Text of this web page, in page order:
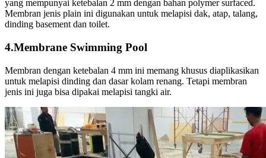
yang mempunyai ketebalan 2 mm dengan bahan polymer surfaced.
Membran jenis plain ini digunakan untuk melapisi dak, atap, talang,
dinding basement dan toilet.
4.Membrane Swimming Pool
Membran dengan ketebalan 4 mm ini memang khusus diaplikasikan
untuk melapisi dinding dan dasar kolam renang. Tetapi membran
jenis ini juga bisa dipakai melapisi tangki air.